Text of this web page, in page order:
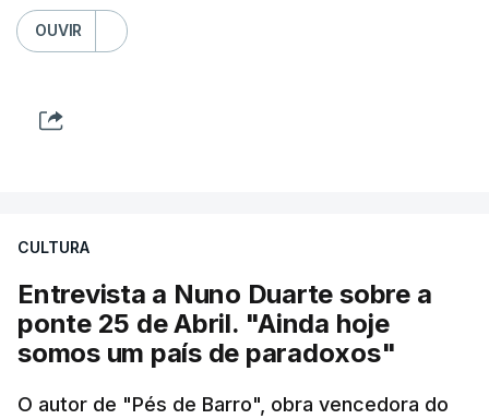
OUVIR
CULTURA
Entrevista a Nuno Duarte sobre a
ponte 25 de Abril. "Ainda hoje
somos um país de paradoxos"
O autor de "Pés de Barro", obra vencedora do